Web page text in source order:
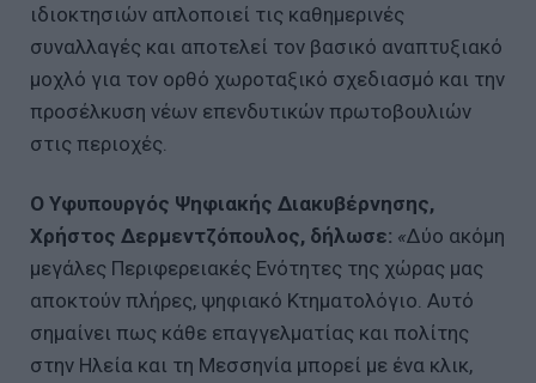
ιδιοκτησιών απλοποιεί τις καθημερινές
συναλλαγές και αποτελεί τον βασικό αναπτυξιακό
μοχλό για τον ορθό χωροταξικό σχεδιασμό και την
προσέλκυση νέων επενδυτικών πρωτοβουλιών
στις περιοχές.
Ο Υφυπουργός Ψηφιακής Διακυβέρνησης,
Χρήστος Δερμεντζόπουλος, δήλωσε: «Δύο ακόμη
μεγάλες Περιφερειακές Ενότητες της χώρας μας
αποκτούν πλήρες, ψηφιακό Κτηματολόγιο. Αυτό
σημαίνει πως κάθε επαγγελματίας και πολίτης
στην Ηλεία και τη Μεσσηνία μπορεί με ένα κλικ,